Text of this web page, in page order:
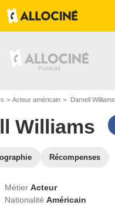
Acteur américain Darnell Williams
Williams
Récompenses
MétierActeur
NationalitéAméricain